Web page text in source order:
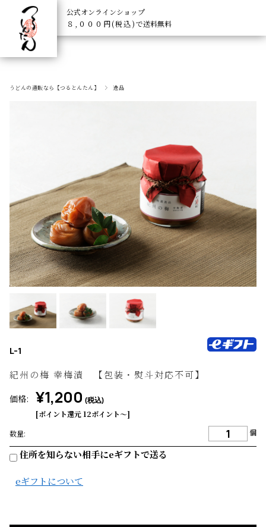
公式オンラインショップ
８,０００円(税込)で送料無料
うどんの通販なら【つるとんたん】 逸品
L-1
紀州の梅 幸梅漬 【包装・熨斗対応不可】
価格: ¥1,200 (税込)
[ポイント還元 12ポイント〜]
数量:
個
住所を知らない相手にeギフトで送る
eギフトについて